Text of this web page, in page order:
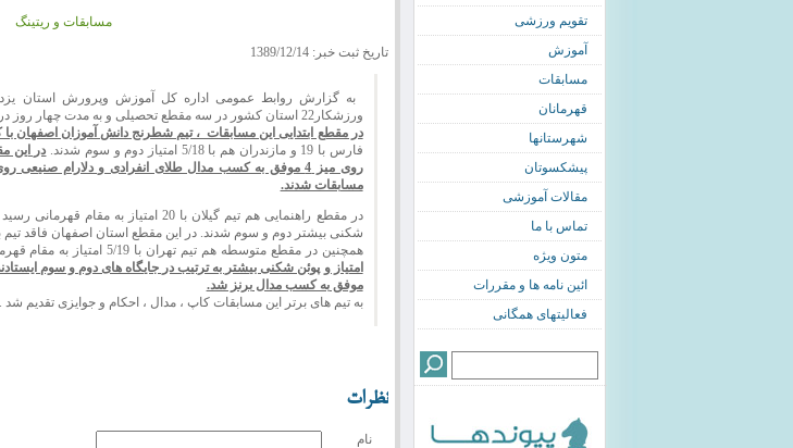
تقویم ورزشی
آموزش
مسابقات
قهرمانان
شهرستانها
پیشکسوتان
مقالات آموزشی
تماس با ما
متون ویژه
ائین نامه ها و مقررات
فعالیتهای همگانی
مسابقات و ریتینگ
تاریخ ثبت خبر: 1389/12/14
به گزارش روابط عمومی اداره کل آموزش وپرورش استان
ورزشکار22 استان کشور در سه مقطع تحصیلی و به مدت چهار روز در سالن شهید پاکنژاد یزد برگزار شد .
در مقطع ابتدایی این مسابقات ، تیم شطرنج دانش آموزان اصفهان با کسب 23 امتیاز به مقام
فارس با 19 و مازندران هم با 5/18 امتیاز دوم و سوم شدند.
مسابقات شدند.
شکنی بیشتر دوم و سوم شدند. در این مقطع استان اصفهان فاقد تیم
همچنین در مقطع متوسطه هم تیم تهران با 5/19 امتیاز به مقام قهرمانی رسید و
امتیاز و پوئن شکنی بیشتر به ترتیب در جایگاه های دوم و سوم
موفق به کسب مدال برنز شد.
به تیم های برتر این مسابقات کاپ ، مدال ، احکام و جوایزی تقدیم شد .
نظرات
نام